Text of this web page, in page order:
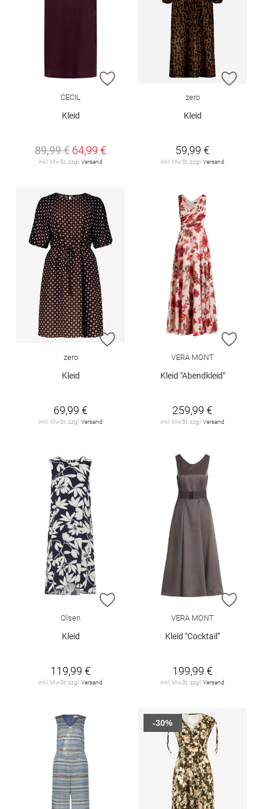
ZUR WUNSCHLISTE HINZUFÜGEN
CECIL
Kleid
89,99 € 64,99 €
inkl. MwSt. zzgl. Versand
ZUR
zero
Kleid
59,99 €
inkl. MwSt. zzgl. Versand
ZUR WUNSCHLISTE HINZUFÜGEN
zero
Kleid
69,99 €
inkl. MwSt. zzgl.Versand
ZUR
VERA MONT
Kleid "Abendkleid"
259,99 €
inkl. MwSt. zzgl.Versand
ZUR WUNSCHLISTE HINZUFÜGEN
Olsen
Kleid
119,99 €
inkl. MwSt. zzgl.Versand
ZUR
VERA MONT
Kleid "Cocktail"
199,99 €
inkl. MwSt. zzgl.Versand
-30%